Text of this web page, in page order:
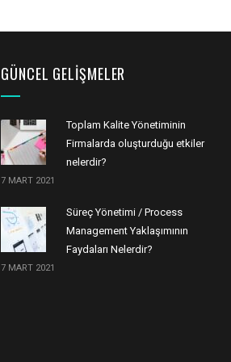
GÜNCEL GELIŞMELER
Toplam Kalite Yönetiminin
Firmalarda oluşturduğu etkiler
nelerdir?
7 MART 2021
Süreç Yönetimi / Process
Management Yaklaşımının
Faydaları Nelerdir?
7 MART 2021